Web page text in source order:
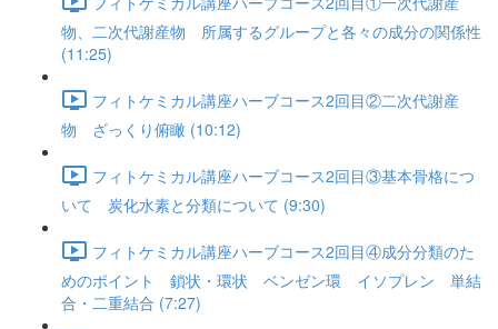
物、二次代謝産物 所属するグループと各々の成分の関係性
(11:25)
フィトケミカル講座ハーブコース2回目②二次代謝産
物 ざっくり俯瞰 (10:12)
フィトケミカル講座ハーブコース2回目③基本骨格につ
いて 炭化水素と分類について (9:30)
フィトケミカル講座ハーブコース2回目④成分分類のた
めのポイント 鎖状・環状 ベンゼン環 イソプレン 単結
合・二重結合 (7:27)